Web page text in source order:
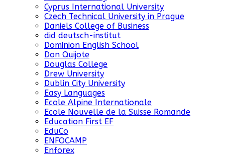
Cyprus International University
Czech Technical University in Prague
Daniels College of Business
did deutsch-institut
Dominion English School
Don Quijote
Douglas College
Drew University
Dublin City University
Easy Languages
Ecole Alpine Internationale
Ecole Nouvelle de la Suisse Romande
Education First EF
EduCo
ENFOCAMP
Enforex